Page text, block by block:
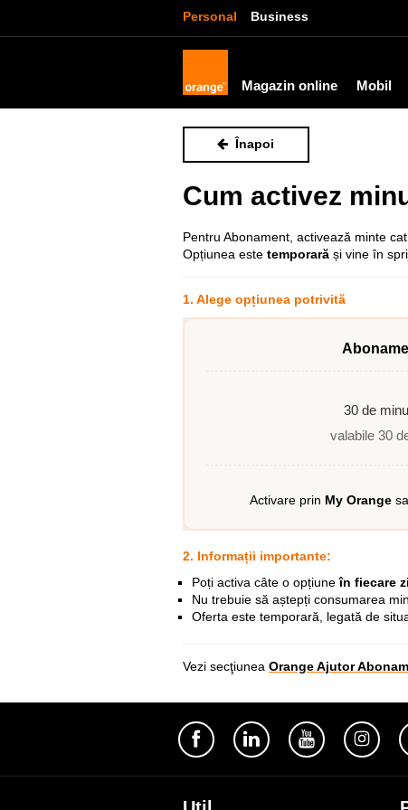
Personal Business
Magazin online Mobil
Înapoi
Cum activez
Pentru Abonament, activează minte
Opțiunea este temporară și vine în
1. Alege opțiunea potrivită
30 de
valabile 30
Activare prin My Orange
2. Informații importante:
Poți activa câte o opțiuneîn fiecare zi
Nu trebuie să aștepți consumarea
Oferta este temporară, legată de
Vezi secţiunea Orange Ajutor